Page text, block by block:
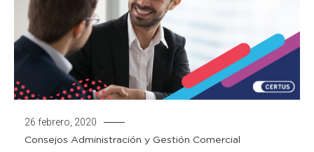
26 febrero, 2020
Consejos Administración y Gestión Comercial